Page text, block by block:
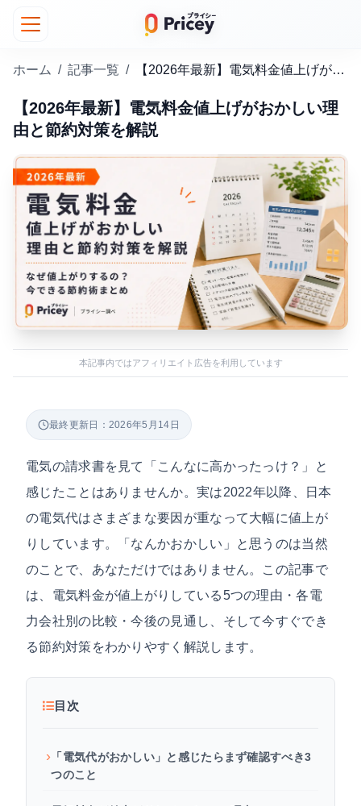
ホーム / 記事一覧 / 【2026年最新】電気料金値上げがおかしい理由と節約対策を解説
【2026年最新】電気料金値上げがおかしい理
由と節約対策を解説
本記事内ではアフィリエイト広告を利用しています
最終更新日：2026年5月14日
電気の請求書を見て「こんなに高かったっけ？」と
感じたことはありませんか。実は2022年以降、日本
の電気代はさまざまな要因が重なって大幅に値上が
りしています。「なんかおかしい」と思うのは当然
のことで、あなただけではありません。この記事で
は、電気料金が値上がりしている5つの理由・各電
力会社別の比較・今後の見通し、そして今すぐでき
る節約対策をわかりやすく解説します。
目次
「電気代がおかしい」と感じたらまず確認すべき3
つのこと